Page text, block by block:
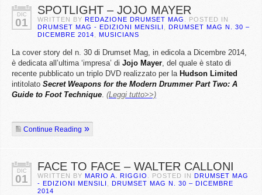
DIC
01
SPOTLIGHT – JOJO MAYER
WRITTEN BY REDAZIONE DRUMSET MAG
. POSTED IN
DRUMSET MAG - EDIZIONI MENSILI
DRUMSET MAG N. 30 –
DICEMBRE 2014
MUSICIANS
La cover story del n. 30 di Drumset Mag, in edicola a Dicembre 2014,
è dedicata all’ultima ‘impresa’ di Jojo Mayer, del quale è stato di
recente pubblicato un triplo DVD realizzato per la Hudson Limited
intitolato Secret Weapons for the Modern Drummer Part Two: A
Guide to Foot Technique. (Leggi tutto>>)
Continue Reading
DIC
01
FACE TO FACE – WALTER CALLONI
WRITTEN BY MARIO A. RIGGIO . POSTED IN DRUMSET MAG
- EDIZIONI MENSILI
DRUMSET MAG N. 30 – DICEMBRE
2014